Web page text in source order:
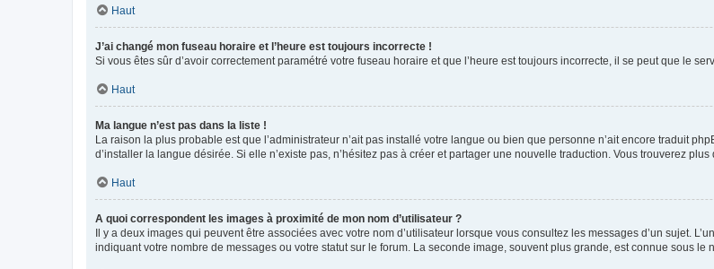
Haut
J’ai changé mon fuseau horaire et l’heure est toujours incorrecte !
Si vous êtes sûr d’avoir correctement paramétré votre fuseau horaire et que l’heure est toujours incorrecte, il se peut que le
Haut
Ma langue n’est pas dans la liste !
La raison la plus probable est que l’administrateur n’ait pas installé votre langue ou bien que personne n’ait encore traduit
d’installer la langue désirée. Si elle n’existe pas, n’hésitez pas à créer et partager une nouvelle traduction. Vous trouverez plus
Haut
A quoi correspondent les images à proximité de mon nom d’utilisateur ?
Il y a deux images qui peuvent être associées avec votre nom d’utilisateur lorsque vous consultez les messages d’un sujet.
indiquant votre nombre de messages ou votre statut sur le forum. La seconde image, souvent plus grande, est connue sous